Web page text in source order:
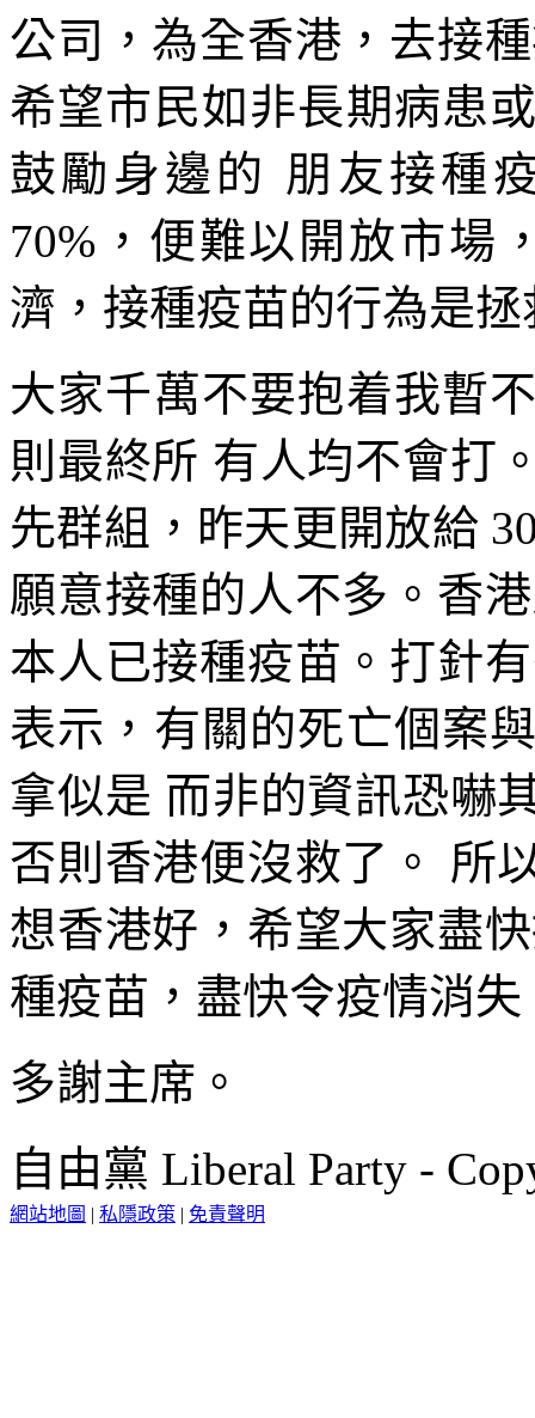
公司，為全香港，去接
希望市民如非長期病患
鼓勵身邊的 朋友接種
70%，便難以開放市場
濟，接種疫苗的行為是
大家千萬不要抱着我暫
則最終所 有人均不會打
先群組，昨天更開放給
願意接種的人不多。香
本人已接種疫苗。打針
表示，有關的死亡個案
拿似是 而非的資訊恐嚇
否則香港便沒救了。 所
想香港好，希望大家盡
種疫苗，盡快令疫情消
多謝主席。
自由黨 Liberal Party -
網站地圖 | 私隱政策 | 免責聲明